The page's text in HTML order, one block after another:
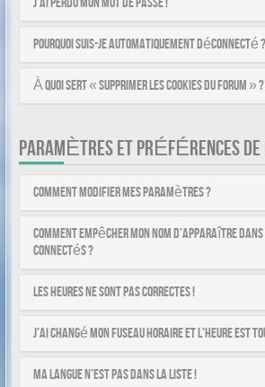
Pourquoi suis-je automatiquement déconnecté ?
À quoi sert « Supprimer les cookies du forum » ?
PARAMÈTRES ET PRÉFÉRENCES DE
Comment modifier mes paramètres ?
Comment empêcher mon nom d’apparaître
connectés ?
Les heures ne sont pas correctes !
J’ai changé mon fuseau horaire et l’heure est
Ma langue n’est pas dans la liste !